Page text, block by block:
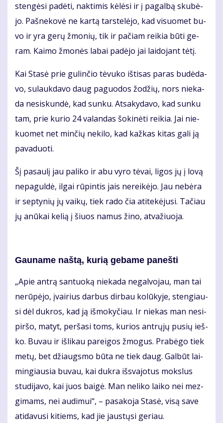
sten­gė­si pa­dė­ti, nak­ti­mis kė­lė­si ir į pa­gal­bą sku­bė­
jo. Pa­šne­ko­vė ne kar­tą tars­te­lė­jo, kad vi­suo­met bu­
vo ir yra ge­rų žmo­nių, tik ir pa­čiam rei­kia bū­ti ge­
ram. Kai­mo žmo­nės la­bai pa­dė­jo jai lai­do­jant tė­tį.
Kai Sta­sė prie gu­lin­čio tė­vu­ko iš­ti­sas pa­ras bu­dė­da­
vo, su­lauk­da­vo daug pa­guo­dos žo­džių, nors nie­ka­
da ne­si­skun­dė, kad sun­ku. At­sa­ky­da­vo, kad sun­ku
tam, prie ku­rio 24 va­lan­das šo­ki­nė­ti rei­kia. Jai nie­
kuo­met net min­čių ne­ki­lo, kad kaž­kas ki­tas ga­li ją
pa­va­duo­ti.
Šį pa­sau­lį jau pa­li­ko ir abu vy­ro tė­vai, li­gos jų į lo­vą
ne­pa­gul­dė, il­gai rū­pin­tis jais ne­rei­kė­jo. Jau ne­bė­ra
ir sep­ty­nių jų vai­kų, tiek ra­do čia ati­te­kė­ju­si. Ta­čiau
jų anū­kai ke­lią į šiuos na­mus ži­no, at­va­žiuo­ja.
Gau­na­me naš­tą, ku­rią ge­ba­me pa­neš­ti
„Apie an­trą san­tuo­ką nie­ka­da ne­gal­vo­jau, man tai
ne­rū­pė­jo, įvai­rius dar­bus dir­bau ko­lū­ky­je, sten­giau­
si dėl duk­ros, kad ją iš­mo­ky­čiau. Ir nie­kas man ne­si­
pir­šo, ma­tyt, per­ša­si toms, ku­rios ant­rų­jų pu­sių ieš­
ko. Bu­vau ir iš­li­kau pa­rei­gos žmo­gus. Pra­bė­go tiek
me­tų, bet džiaugs­mo bū­ta ne tiek daug. Gal­būt lai­
min­giau­sia bu­vau, kai duk­ra iš­sva­jo­tus moks­lus
stu­di­ja­vo, kai juos bai­gė. Man ne­li­ko lai­ko nei mez­
gi­mams, nei au­di­mui“, – pa­sa­ko­ja Sta­sė, vi­są sa­ve
ati­da­vu­si ki­tiems, kad jie jaus­tų­si ge­riau.